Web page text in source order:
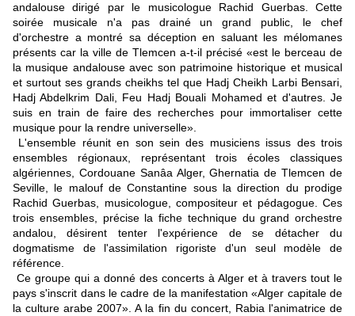
andalouse dirigé par le musicologue Rachid Guerbas. Cette
soirée musicale n'a pas drainé un grand public, le chef
d'orchestre a montré sa déception en saluant les mélomanes
présents car la ville de Tlemcen a-t-il précisé «est le berceau de
la musique andalouse avec son patrimoine historique et musical
et surtout ses grands cheikhs tel que Hadj Cheikh Larbi Bensari,
Hadj Abdelkrim Dali, Feu Hadj Bouali Mohamed et d'autres. Je
suis en train de faire des recherches pour immortaliser cette
musique pour la rendre universelle».
L'ensemble réunit en son sein des musiciens issus des trois
ensembles régionaux, représentant trois écoles classiques
algériennes, Cordouane Sanâa Alger, Ghernatia de Tlemcen de
Seville, le malouf de Constantine sous la direction du prodige
Rachid Guerbas, musicologue, compositeur et pédagogue. Ces
trois ensembles, précise la fiche technique du grand orchestre
andalou, désirent tenter l'expérience de se détacher du
dogmatisme de l'assimilation rigoriste d'un seul modèle de
référence.
Ce groupe qui a donné des concerts à Alger et à travers tout le
pays s'inscrit dans le cadre de la manifestation «Alger capitale de
la culture arabe 2007». A la fin du concert, Rabia l'animatrice de